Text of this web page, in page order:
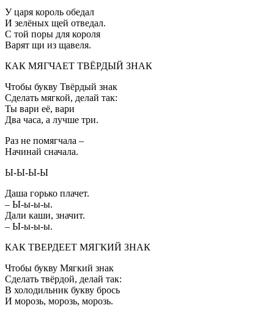
У царя король обедал
И зелёных щей отведал.
С той поры для короля
Варят щи из щавеля.
КАК МЯГЧАЕТ ТВЁРДЫЙ ЗНАК
Чтобы букву Твёрдый знак
Сделать мягкой, делай так:
Ты вари её, вари
Два часа, а лучше три.
Раз не помягчала –
Начинай сначала.
Ы-Ы-Ы-Ы
Даша горько плачет.
– Ы-ы-ы-ы.
Дали каши, значит.
– Ы-ы-ы-ы.
КАК ТВЕРДЕЕТ МЯГКИЙ ЗНАК
Чтобы букву Мягкий знак
Сделать твёрдой, делай так:
В холодильник букву брось
И морозь, морозь, морозь.